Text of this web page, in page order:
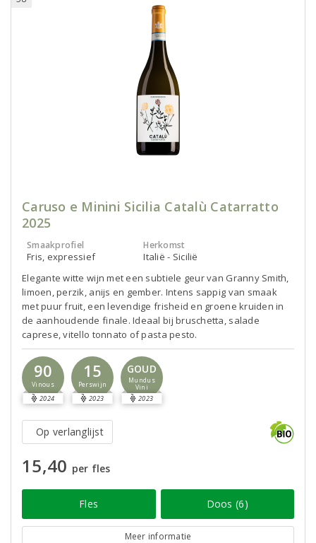
Caruso e Minini Sicilia Catalù Catarratto
2025
Smaakprofiel
Fris, expressief
Herkomst
Italië - Sicilië
Elegante witte wijn met een subtiele geur van Granny Smith,
limoen, perzik, anijs en gember. Intens sappig van smaak
met puur fruit, een levendige frisheid en groene kruiden in
de aanhoudende finale. Ideaal bij bruschetta, salade
caprese, vitello tonnato of pasta pesto.
90
Vinous
2024
15
Perswijn
2023
GOUD
Mundus
Vini
2023
Op verlanglijst
15,40 per fles
Fles Doos (6)
Meer informatie